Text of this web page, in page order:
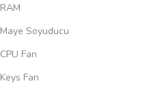
RAM
Maye Soyuducu
CPU Fan
Keys Fan